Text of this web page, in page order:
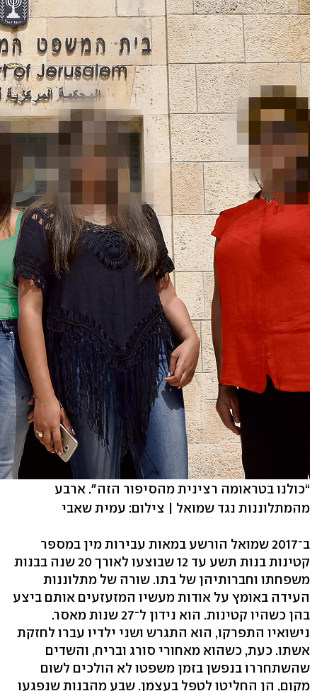
“כולנו בטראומה רצינית מהסיפור הזה". ארבע
מהמתלוננות נגד שמואל | צילום: עמית שאבי
ב־2017 שמואל הורשע במאות עבירות מין במספר
קטינות בנות תשע עד 12 שבוצעו לאורך 20 שנה בבנות
משפחתו וחברותיהן של בתו. שורה של מתלוננות
העידה באומץ על אודות מעשיו המזעזעים אותם ביצע
בהן כשהיו קטינות. הוא נידון ל־27 שנות מאסר.
נישואיו התפרקו, הוא התגרש ושני ילדיו עברו לחזקת
אשתו. כעת, כשהוא מאחורי סורג ובריח, והשדים
שהשתחררו בנפשן בזמן משפטו לא הולכים לשום
מקום, הן החליטו לטפל בעצמן. שבע מהבנות שנפגעו